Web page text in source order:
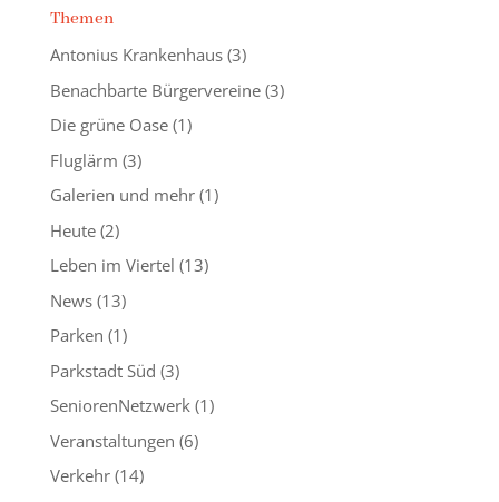
Themen
Antonius Krankenhaus(3)
Benachbarte Bürgervereine(3)
Die grüne Oase(1)
Fluglärm (3)
Galerien und mehr(1)
Heute(2)
Leben im Viertel (13)
News(13)
Parken (1)
Parkstadt Süd (3)
SeniorenNetzwerk(1)
Veranstaltungen (6)
Verkehr(14)